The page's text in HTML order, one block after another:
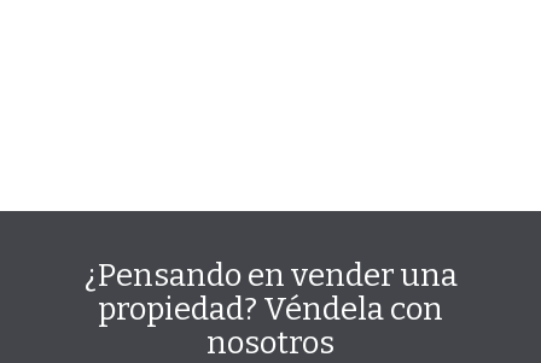
¿Pensando en vender una
propiedad? Véndela con
nosotros